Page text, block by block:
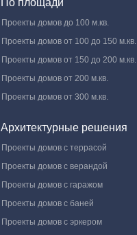
По площади
Проекты домов до 100 м.кв.
Проекты домов от 100 до 150 м.кв.
Проекты домов от 150 до 200 м.кв.
Проекты домов от 200 м.кв.
Проекты домов от 300 м.кв.
Архитектурные решения
Проекты домов с террасой
Проекты домов с верандой
Проекты домов с гаражом
Проекты домов с баней
Проекты домов с эркером